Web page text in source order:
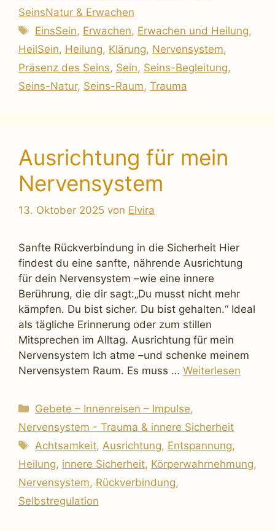
SeinsNatur & Erwachen
Schlagwörter
EinsSein, Erwachen, Erwachen und Heilung,
HeilSein, Heilung, Klärung, Nervensystem,
Präsenz des Seins, Sein, Seins-Begleitung,
Seins-Natur, Seins-Raum, Trauma
Ausrichtung für mein
Nervensystem
13. Oktober 2025 von Elvira
Sanfte Rückverbindung in die Sicherheit Hier
findest du eine sanfte, nährende Ausrichtung
für dein Nervensystem –wie eine innere
Berührung, die dir sagt:„Du musst nicht mehr
kämpfen. Du bist sicher. Du bist gehalten.“ Ideal
als tägliche Erinnerung oder zum stillen
Mitsprechen im Alltag. Ausrichtung für mein
Nervensystem Ich atme –und schenke meinem
Nervensystem Raum. Es muss … Weiterlesen
Kategorien
Gebete – Innenreisen – Impulse,
Nervensystem - Trauma & innere Sicherheit
Schlagwörter
Achtsamkeit,Ausrichtung, Entspannung,
Heilung, innere Sicherheit, Körperwahrnehmung,
Nervensystem, Rückverbindung,
Selbstregulation